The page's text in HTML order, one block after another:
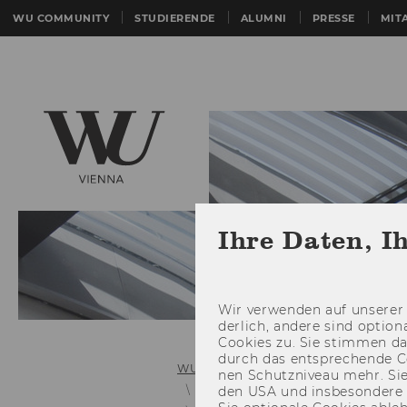
WU COMMUNITY STUDIERENDE ALUMNI PRESSE
WU (Wirtschaftsuniversität Wien)
Barrierefreie WU
Ihre Daten,
Wir ver­wen­den auf
der­lich, an­de­re sind
Coo­kies zu. Sie stim­men
durch das ent­spre­chen­de
nen Schutz­ni­veau mehr.
den USA und